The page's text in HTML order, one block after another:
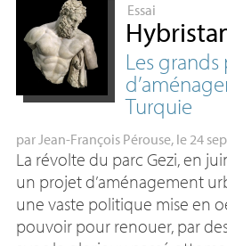
Essai
Les
Turquie
parJean-François Pérouse, le 24
La révolte du parc Gezi, en
un projet d’aménagement
une vaste politique mise en
pouvoir pour renouer, par